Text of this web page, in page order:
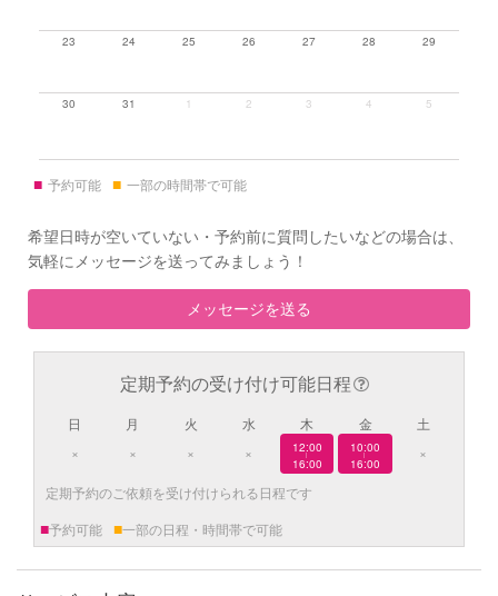
23 24 25 26 27 28 29
30 31 1 2 3 4 5
■ 予約可能 ■ 一部の時間帯で可能
希望日時が空いていない・予約前に質問したいなどの場合は、
気軽にメッセージを送ってみましょう！
メッセージを送る
定期予約の受け付け可能日程
日
×
月
×
火
×
水
×
木
12:00
|
16:00
金
10:00
|
16:00
土
×
定期予約のご依頼を受け付けられる日程です
■予約可能 ■一部の日程・時間帯で可能